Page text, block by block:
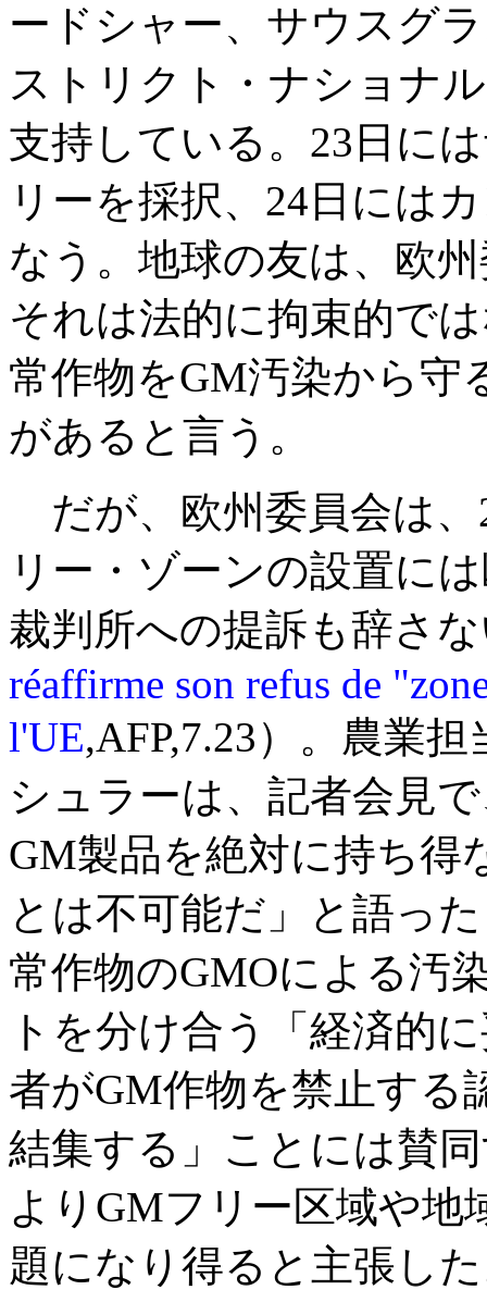
ードシャー、サウスグ
ストリクト・ナショナ
支持している。23日に
リーを採択、24日には
なう。地球の友は、欧
それは法的に拘束的で
常作物をGM汚染から守
があると言う。
だが、欧州委員会は、
リー・ゾーンの設置に
裁判所への提訴も辞さ
réaffirme son refus de
l'UE,AFP,7.23）。農業
シュラーは、記者会見
GM製品を絶対に持ち得
とは不可能だ」と語っ
常作物のGMOによる汚
トを分け合う「経済的
者がGM作物を禁止する
結集する」ことには賛
よりGMフリー区域や
題になり得ると主張し